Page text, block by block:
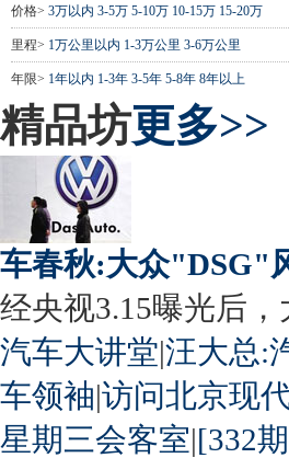
价格> 3万以内 3-5万 5-10万 10-15万 15-20万
里程> 1万公里以内 1-3万公里 3-6万公里
年限> 1年以内 1-3年 3-5年 5-8年 8年以上
精品坊更多>>
车春秋:大众"DSG"
经央视3.15曝光后
汽车大讲堂|汪大总:
车领袖|访问北京现
星期三会客室|[332